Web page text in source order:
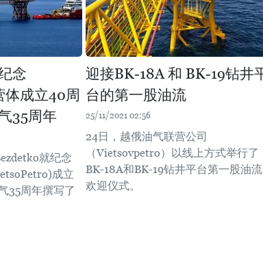
念
体成立40周
35周年
就纪念
成立
35周年撰写了
迎接BK-18A 和 BK-19钻井
台的第一股油流
25/11/2021 02:56
24日，越俄油气联营公司
（Vietsovpetro）以线上方式举行了
BK-18A和BK-19钻井平台第一股油流
欢迎仪式。